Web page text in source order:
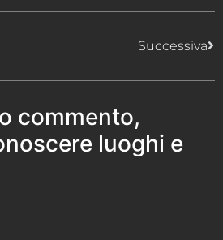
Successiva
commento,
luoghi e